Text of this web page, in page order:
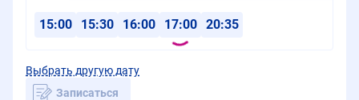
15:00 15:30 16:00 17:00 20:35
Выбрать другую дату
Записаться